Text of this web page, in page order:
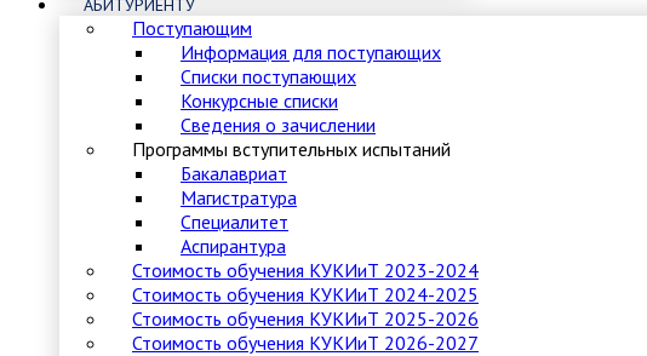
АБИТУРИЕНТУ
Поступающим
Информация для поступающих
Списки поступающих
Конкурсные списки
Сведения о зачислении
Программы вступительных испытаний
Бакалавриат
Магистратура
Специалитет
Аспирантура
Стоимость обучения КУКИиТ 2023-2024
Стоимость обучения КУКИиТ 2024-2025
Стоимость обучения КУКИиТ 2025-2026
Стоимость обучения КУКИиТ 2026-2027